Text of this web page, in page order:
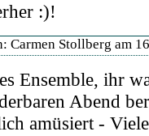
:)!
Carmen Stollberg am
Ensemble, ihr
Abend
amüsiert -